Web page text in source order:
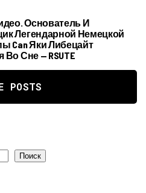
Основатель И
Легендарной Немецкой
Can Яки Либецайт
Во Сне — RSUTE
POSTS
Поиск